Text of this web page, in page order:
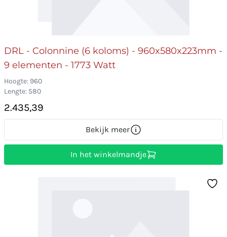
DRL - Colonnine (6 koloms) - 960x580x223mm -
9 elementen - 1773 Watt
Hoogte: 960
Lengte: 580
2.435,39
Bekijk meer
In het winkelmandje